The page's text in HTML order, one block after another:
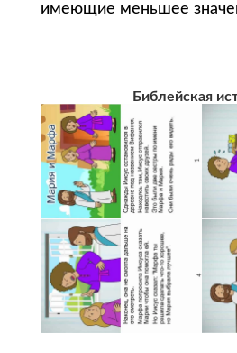
имеющие меньшее
Библейская